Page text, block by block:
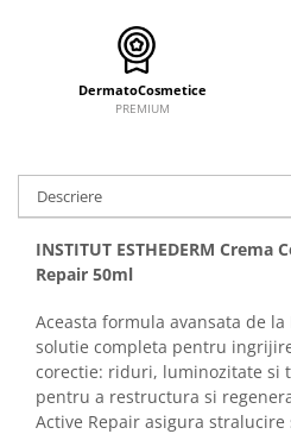
DSD de LUXE
Pure Balance
Colagen & Frumusete
Energie & Performanta
Imunitate & Vitalitate
Longevitate & Regenerare
Superalimente & Detox
DermatoCosmetice
PREMIUM
Descriere
INSTITUT ESTHEDERM
Repair 50ml
Aceasta formula avansata de
solutie completa pentru
corectie: riduri, luminozitate si
pentru a restructura si
Active Repair asigura